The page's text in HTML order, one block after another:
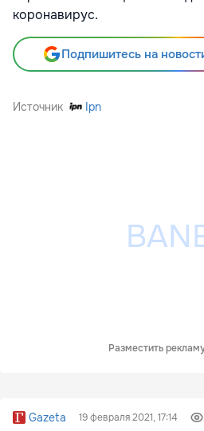
коронавирус.
Подпишитесь на
Источник Ipn
Разместить
Gazeta 19 февраля 2021, 17:14